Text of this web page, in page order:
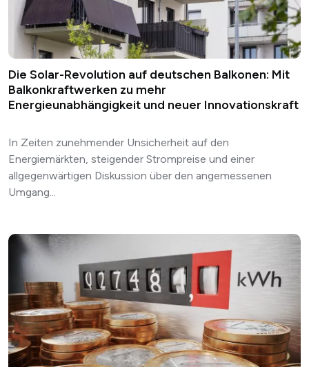
Die Solar-Revolution auf deutschen Balkonen: Mit
Balkonkraftwerken zu mehr
Energieunabhängigkeit und neuer Innovationskraft
In Zeiten zunehmender Unsicherheit auf den
Energiemärkten, steigender Strompreise und einer
allgegenwärtigen Diskussion über den angemessenen
Umgang...